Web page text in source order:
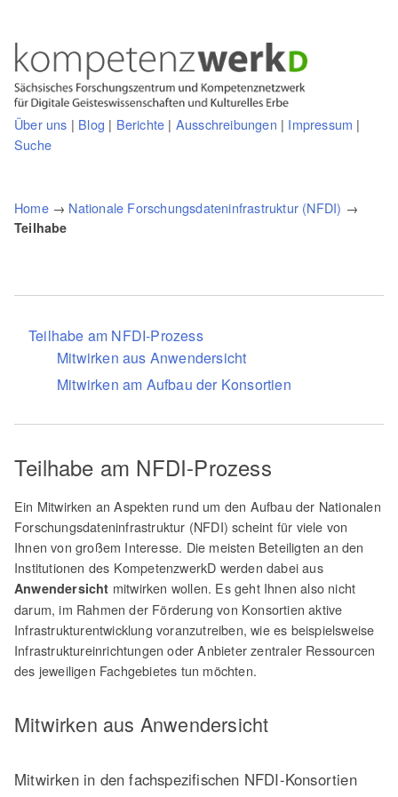
Über uns | Blog | Berichte | Ausschreibungen | Impressum |
Suche
Home→ Nationale Forschungsdateninfrastruktur (NFDI) →
Teilhabe
Teilhabe am NFDI-Prozess
Mitwirken aus Anwendersicht
Mitwirken am Aufbau der Konsortien
Teilhabe am NFDI-Prozess
Ein Mitwirken an Aspekten rund um den Aufbau der Nationalen
Forschungsdateninfrastruktur (NFDI) scheint für viele von
Ihnen von großem Interesse. Die meisten Beteiligten an den
Institutionen des KompetenzwerkD werden dabei aus
Anwendersicht mitwirken wollen. Es geht Ihnen also nicht
darum, im Rahmen der Förderung von Konsortien aktive
Infrastrukturentwicklung voranzutreiben, wie es beispielsweise
Infrastruktureinrichtungen oder Anbieter zentraler Ressourcen
des jeweiligen Fachgebietes tun möchten.
Mitwirken aus Anwendersicht
Mitwirken in den fachspezifischen NFDI-Konsortien